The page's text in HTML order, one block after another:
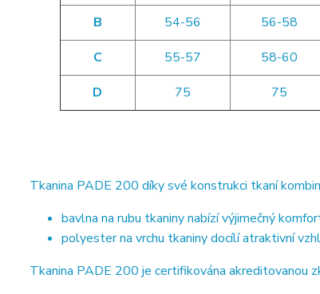
B
54-56 56-58
C
55-57 58-60
D
75 75
Tkanina PADE 200 díky své konstrukci tkaní
bavlna na rubu tkaniny nabízí výjimečný
polyester na vrchu tkaniny docílí atraktivní
Tkanina PADE 200 je certifikována akreditovanou